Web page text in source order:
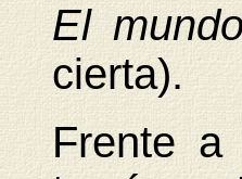
El
cierta).
Frente